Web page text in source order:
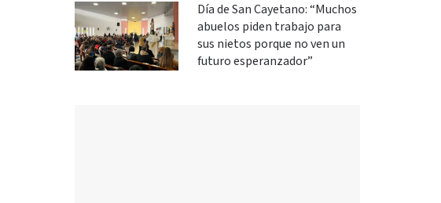
Día de San Cayetano: “Muchos
abuelos piden trabajo para
sus nietos porque no ven un
futuro esperanzador”